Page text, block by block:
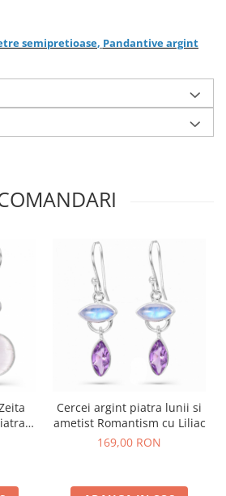
semipretioase, Pandantive argint
Cercei argint piatra lunii si
ametist Romantism cu Liliac
169,00 RON